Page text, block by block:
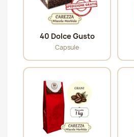
40 Dolce Gusto
Capsule